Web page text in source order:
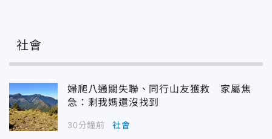
社會
婦爬八通關失聯、同行山友獲救 家屬焦
急：剩我媽還沒找到
30分鐘前 社會